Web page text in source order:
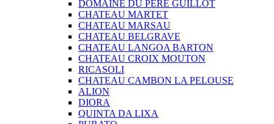
DOMAINE DU PERE GUILLOT
CHATEAU MARTET
CHATEAU MARSAU
CHATEAU BELGRAVE
CHATEAU LANGOA BARTON
CHATEAU CROIX MOUTON
RICASOLI
CHATEAU CAMBON LA PELOUSE
ALION
DIORA
QUINTA DA LIXA